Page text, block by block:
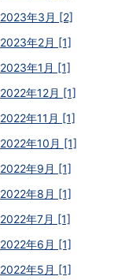
2023年3月 [2]
2023年2月 [1]
2023年1月 [1]
2022年12月 [1]
2022年11月 [1]
2022年10月 [1]
2022年9月 [1]
2022年8月 [1]
2022年7月 [1]
2022年6月 [1]
2022年5月 [1]